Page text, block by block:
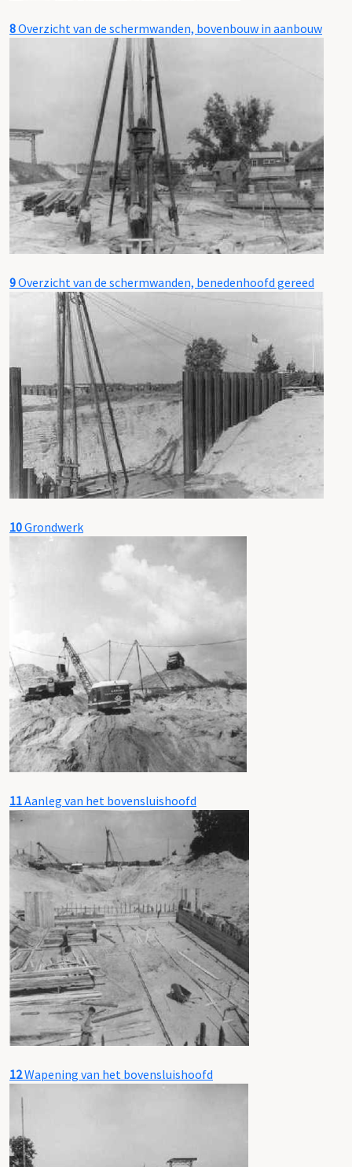
8Overzicht van de schermwanden, bovenbouw in aanbouw
9Overzicht van de schermwanden, benedenhoofd gereed
10Grondwerk
11Aanleg van het bovensluishoofd
12Wapening van het bovensluishoofd